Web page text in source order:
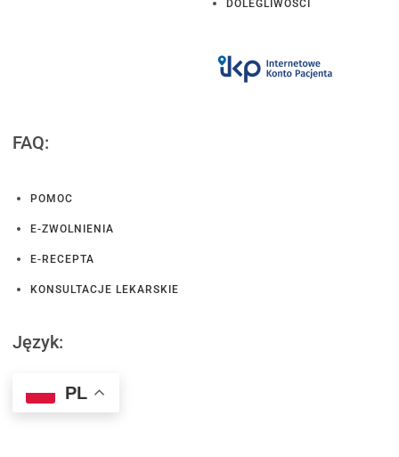
DOLEGLIWOŚCI
FAQ:
POMOC
E-ZWOLNIENIA
E-RECEPTA
KONSULTACJE LEKARSKIE
Język:
PL